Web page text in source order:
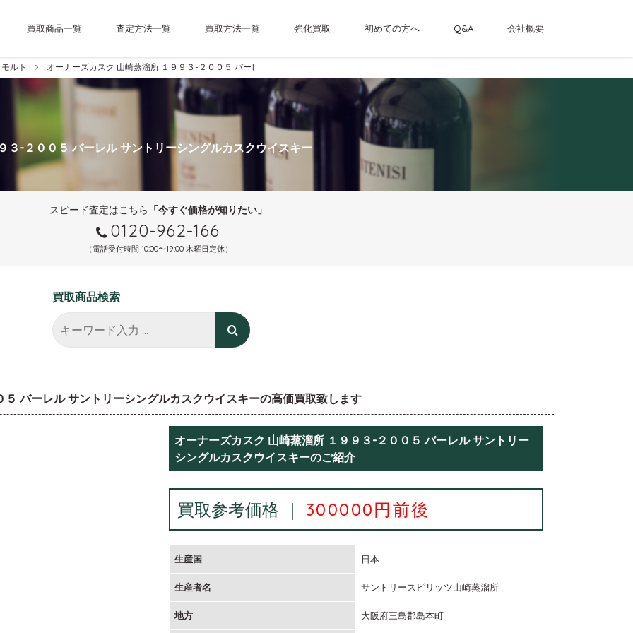
買取商品一覧 査定方法一覧 買取方法一覧 強化買取 初めての方へ Q&A 会社概要
モルト オーナーズカスク 山崎蒸溜所 １９９３-２００５ バーレル サントリーシングルカスクウイスキー
３-２００５ バーレル サントリーシングルカスクウイスキー
スピード査定はこちら 「今すぐ価格が知りたい」
0120-962-166
（電話受付時間 10:00〜19:00 木曜日定休）
買取商品検索
バーレル サントリーシングルカスクウイスキーの高価買取致します
オーナーズカスク 山崎蒸溜所 １９９３-２００５ バーレル サントリー
シングルカスクウイスキーのご紹介
買取参考価格 ｜ 300000円前後
生産国 日本
生産者名 サントリースピリッツ山崎蒸溜所
地方 大阪府三島郡島本町